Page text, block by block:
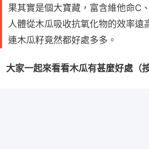
果其實是個大寶藏，富含維他命C
人體從木瓜吸收抗氧化物的效率遠
連木瓜籽竟然都好處多多。
大家一起來看看木瓜有甚麼好處（